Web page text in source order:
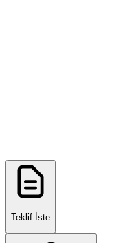
Teklif İste